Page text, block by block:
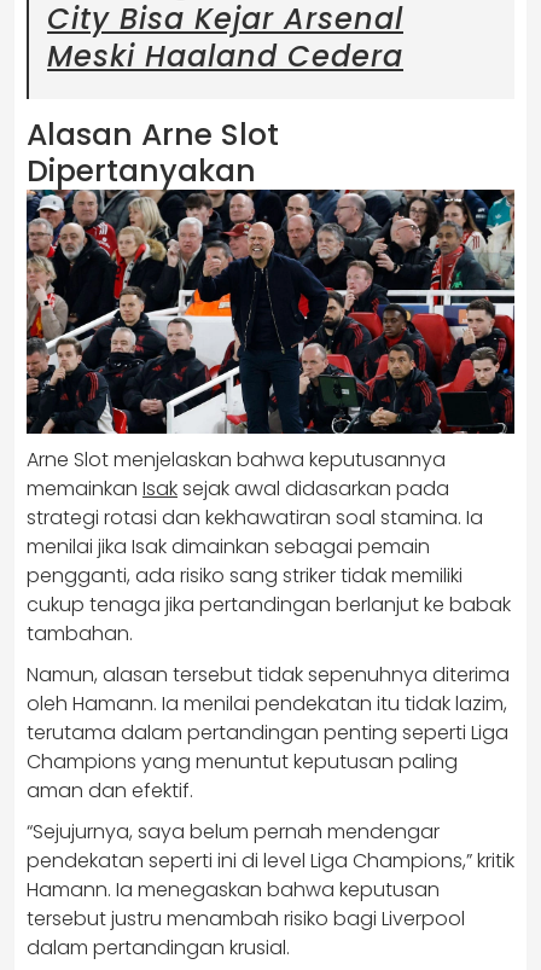
City Bisa Kejar Arsenal
Meski Haaland Cedera
Alasan Arne Slot
Dipertanyakan
Arne Slot menjelaskan bahwa keputusannya
memainkan Isaksejak awal didasarkan pada
strategi rotasi dan kekhawatiran soal stamina. Ia
menilai jika Isak dimainkan sebagai pemain
pengganti, ada risiko sang striker tidak memiliki
cukup tenaga jika pertandingan berlanjut ke babak
tambahan.
Namun, alasan tersebut tidak sepenuhnya diterima
oleh Hamann. Ia menilai pendekatan itu tidak lazim,
terutama dalam pertandingan penting seperti Liga
Champions yang menuntut keputusan paling
aman dan efektif.
“Sejujurnya, saya belum pernah mendengar
pendekatan seperti ini di level Liga Champions,” kritik
Hamann. Ia menegaskan bahwa keputusan
tersebut justru menambah risiko bagi Liverpool
dalam pertandingan krusial.